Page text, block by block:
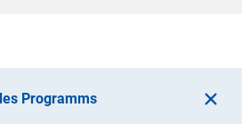
Programms